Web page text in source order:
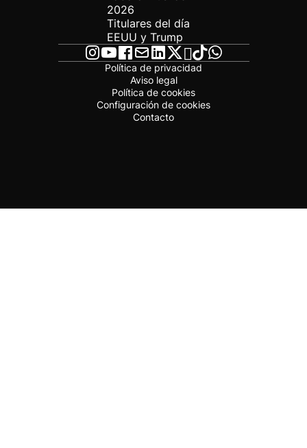
2026
Titulares del día
EEUU y Trump
Política de privacidad
Aviso legal
Política de cookies
Configuración de cookies
Contacto